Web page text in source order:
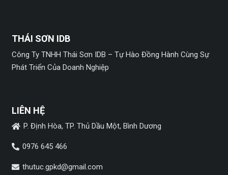
THÁI SƠN IDB
Công Ty TNHH Thái Sơn IDB – Tự Hào Đồng Hành Cùng Sự
Phát Triển Của Doanh Nghiệp
LIÊN HỆ
P. Định Hòa, TP. Thủ Dầu Một, Bình Dương
0976 645 466
thutuc.gpkd@gmail.com